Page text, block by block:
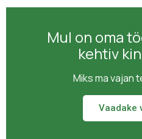
Mul on oma
kehtiv
Miks ma vajan
Vaadake